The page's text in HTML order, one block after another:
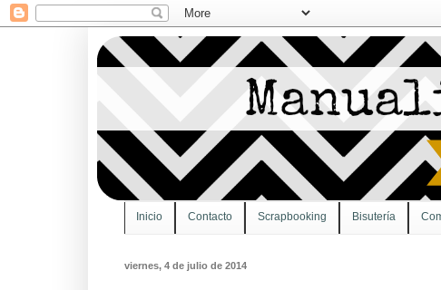
Inicio Contacto Scrapbooking Bisutería
viernes, 4 de julio de 2014